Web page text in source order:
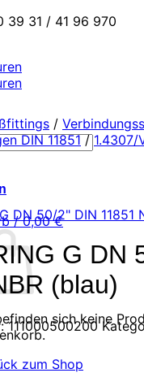
39 31 / 41 96 970
/0,00€
sich keine
zum Shop
/
DIN 11851 / 1.4307/
G DN
(blau)
111000500200